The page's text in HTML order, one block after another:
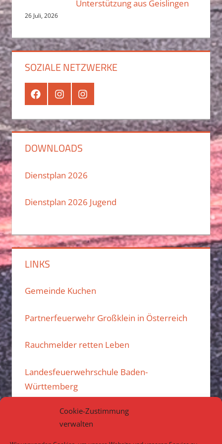
Cookie-Zustimmung
verwalten
Unterstützung aus Geislingen
26 Juli, 2026
SOZIALE NETZWERKE
FacebookInstagramInstagram
Jugend
DOWNLOADS
Dienstplan 2026
Dienstplan 2026 Jugend
LINKS
Gemeinde Kuchen
Partnerfeuerwehr Großklein in Österreich
Rauchmelder retten Leben
Landesfeuerwehrschule Baden-
Württemberg
Kreisfeuerwehrverband Göppingen e.V.
Atemschutzübungsanlage des Landkreises